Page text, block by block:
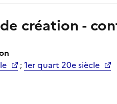
création -
;1er quart 20e siècle